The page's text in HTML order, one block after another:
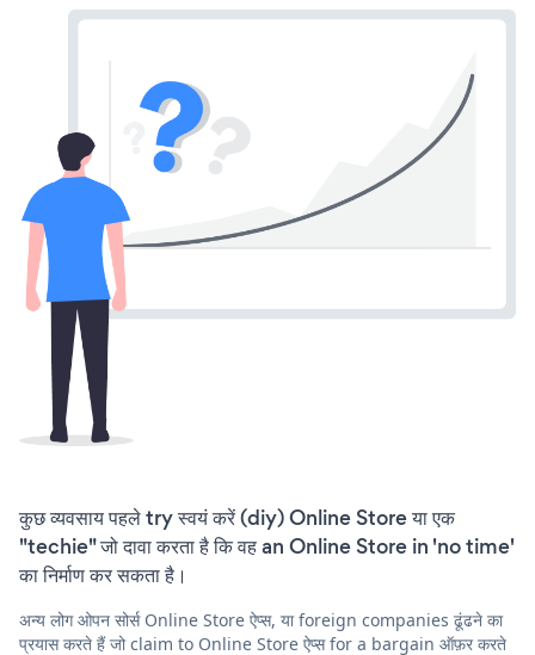
कुछ व्यवसाय पहले try स्वयं करें (diy) Online Store या एक
"techie" जो दावा करता है कि वह an Online Store in 'no time'
का निर्माण कर सकता है।
अन्य लोग ओपन सोर्स Online Store ऐप्स, या foreign companies ढूंढने का
प्रयास करते हैं जो claim to Online Store ऐप्स for a bargain ऑफ़र करते